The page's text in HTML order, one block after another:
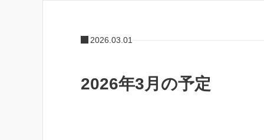
2026.03.01
2026年3月の予定